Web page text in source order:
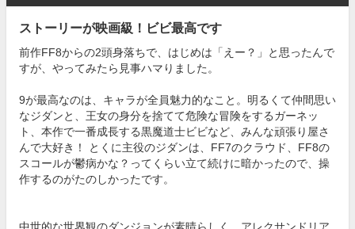
ストーリーが映画級！ビビ最高です
前作FF8からの2頭身落ちで、はじめは「えー？」と思ったんで
すが、やってみたら見事ハマりました。
9が最高なのは、キャラが全員魅力的なこと。明るくて仲間思い
なジダンと、王女の身分を捨てて危険な冒険をするガーネッ
ト、本作で一番成長する黒魔道士ビビなど、みんな頑張り屋さ
んで大好き！ とくに主役のジダンは、FF7のクラウド、FF8の
スコールが鬱病かな？ってくらい立て続けに暗かったので、操
作するのがたのしかったです。